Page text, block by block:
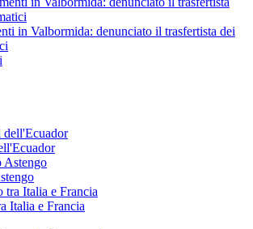
in Valbormida: denunciato il trasfertista dei
Italia e Francia